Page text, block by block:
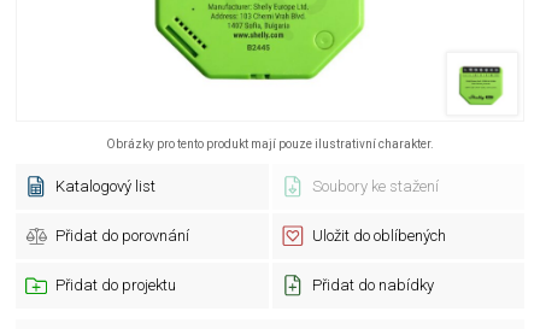
Obrázky pro tento produkt mají pouze ilustrativní charakter.
Katalogový list Soubory ke stažení
Přidat do porovnání Uložit do oblíbených
Přidat do projektu Přidat do nabídky